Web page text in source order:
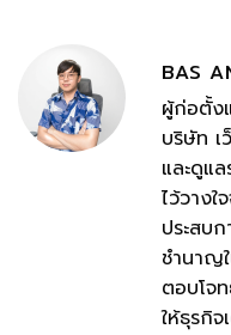
BAS
ผู้ก่อตั้ง
บริษัท
และดูแ
ไว้วาง
ประสบ
ชำนาญ
ตอบโจ
ให้ธุรกิ